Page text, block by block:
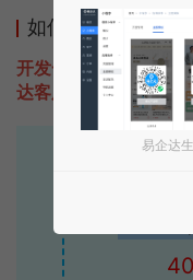
如何开发类似话题
开发一款类似话题互
达客服即可为您定制开
专业小程序
易企达